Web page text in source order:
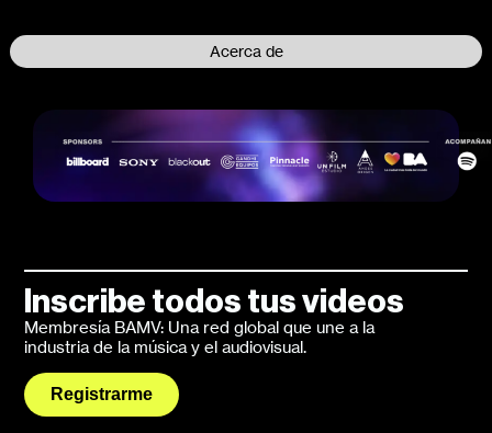
Acerca de
Inscribe todos tus videos
Membresía BAMV: Una red global que une a la
industria de la música y el audiovisual.
Registrarme